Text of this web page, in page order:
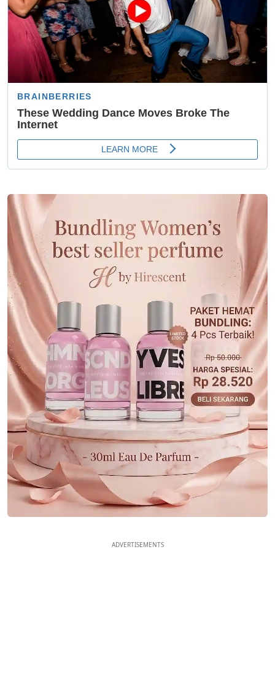
ADVERTISEMENTS